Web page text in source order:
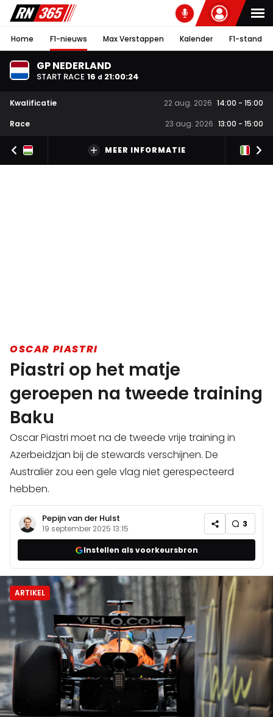
Home F1-nieuws Max Verstappen Kalender F1-stand
GP NEDERLAND
START RACE 16 d 21:00:23
Kwalificatie 22 aug. 2026 14:00 - 15:00
Race
23 aug. 2026 13:00 - 15:00
MEER INFORMATIE
OSCAR PIASTRI
Piastri op het matje
geroepen na tweede training
Baku
Oscar Piastri moet na de tweede vrije training in
Azerbeidzjan bij de stewards verschijnen. De
Australiër zou een gele vlag niet gerespecteerd
hebben.
Pepijn van der Hulst
19 september 2025 13:15 3
Instellen als voorkeursbron
ARTIKEL